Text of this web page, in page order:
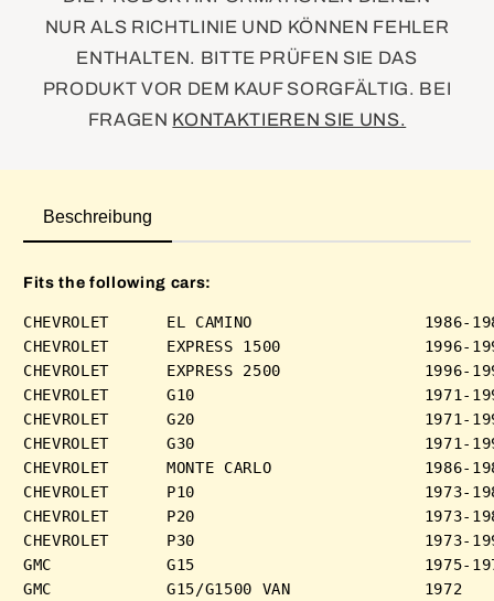
NUR ALS RICHTLINIE UND KÖNNEN FEHLER
ENTHALTEN. BITTE PRÜFEN SIE DAS
PRODUKT VOR DEM KAUF SORGFÄLTIG. BEI
FRAGEN KONTAKTIEREN SIE UNS.
Beschreibung
Fits the following cars:
CHEVROLET      EL CAMINO                  1986-
CHEVROLET      EXPRESS 1500               1996-
CHEVROLET      EXPRESS 2500               1996-
CHEVROLET      G10                        1971-
CHEVROLET      G20                        1971-
CHEVROLET      G30                        1971-
CHEVROLET      MONTE CARLO                1986-
CHEVROLET      P10                        1973-
CHEVROLET      P20                        1973-
CHEVROLET      P30                        1973-
GMC            G15                        1975-
GMC            G15/G1500 VAN              1972